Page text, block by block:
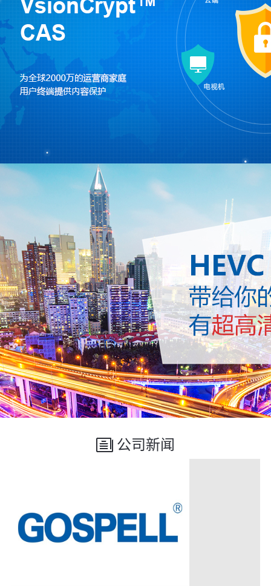
公司新闻